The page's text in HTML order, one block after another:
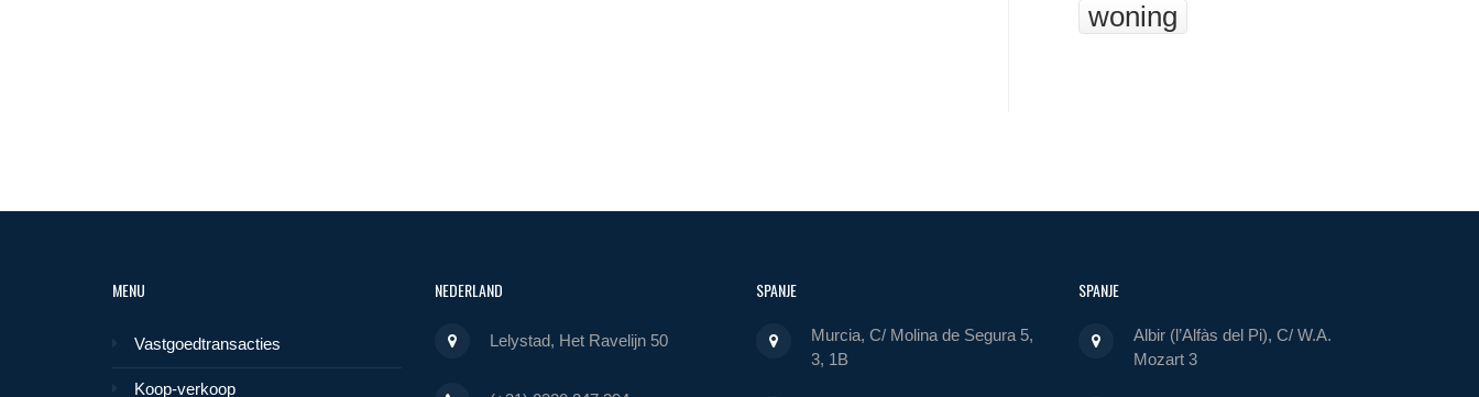
woning
MENU
Vastgoedtransacties
Koop-verkoop
NEDERLAND
Lelystad, Het Ravelijn 50
SPANJE
Murcia, C/ Molina de Segura 5,
3, 1B
SPANJE
Albir (l’Alfàs del Pi), C/ W.A.
Mozart 3